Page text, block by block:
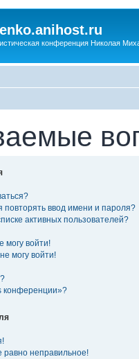
конференция Николая
повторять ввод имени и пароля?
активных пользователей?
могу войти!
могу войти!
конференции»?
равно неправильное!